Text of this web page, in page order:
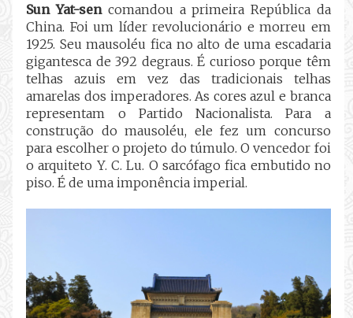
Sun Yat-sencomandou a primeira República da
China. Foi um líder revolucionário e morreu em
1925. Seu mausoléu fica no alto de uma escadaria
gigantesca de 392 degraus. É curioso porque têm
telhas azuis em vez das tradicionais telhas
amarelas dos imperadores. As cores azul e branca
representam o Partido Nacionalista. Para a
construção do mausoléu, ele fez um concurso
para escolher o projeto do túmulo. O vencedor foi
o arquiteto Y. C. Lu. O sarcófago fica embutido no
piso. É de uma imponência imperial.